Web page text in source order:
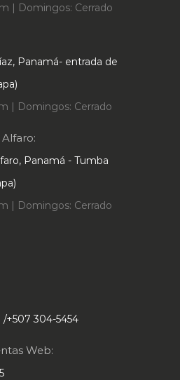
| Domingos: Cerrado
Panamá- entrada de
| Domingos: Cerrado
Panamá - Tumba
| Domingos: Cerrado
+507 304-5454
Web: